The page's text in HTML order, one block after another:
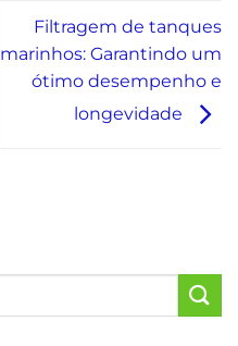
Filtragem de tanques
marinhos: Garantindo um
ótimo desempenho e
longevidade